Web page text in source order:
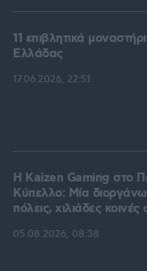
11 επιβλητικά
Ελλάδας
17.06.2026, 22:51
H Kaizen Gaming στο
Kύπελλο: Μία
πόλεις, χιλιάδες κοινές
05.08.2026, 08:38